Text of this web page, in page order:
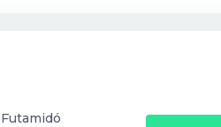
Futamidó